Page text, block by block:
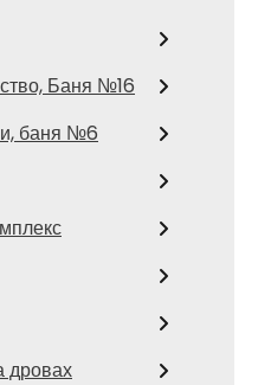
Баня №16
баня №6
дровах